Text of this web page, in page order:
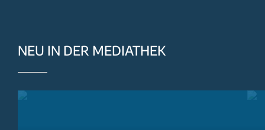
NEU IN DER MEDIATHEK